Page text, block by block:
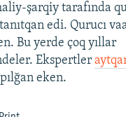
şarqiy tarafında
edi. Qurucı
Bu yerde çoq yıllar
Ekspertler
eken.